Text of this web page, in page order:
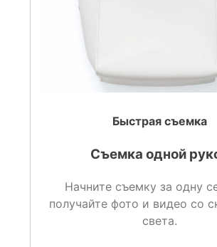
Быстрая съемка
Съемка одной
Начните съемку за одну
получайте фото и видео со
света.